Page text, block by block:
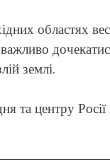
областях
землі.
та центру